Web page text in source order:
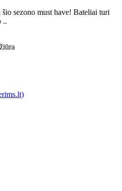
sezono must have! Bateliai turi
..